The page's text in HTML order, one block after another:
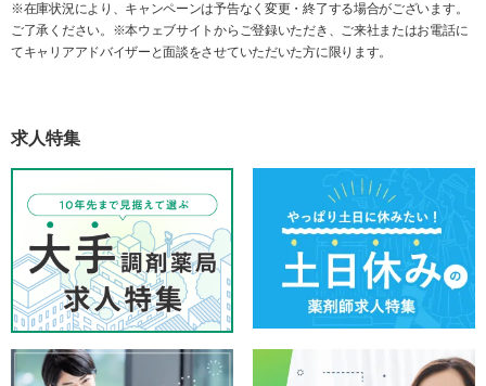
※在庫状況により、キャンペーンは予告なく変更・終了する場合がございます。
ご了承ください。※本ウェブサイトからご登録いただき、ご来社またはお電話に
てキャリアアドバイザーと面談をさせていただいた方に限ります。
求人特集